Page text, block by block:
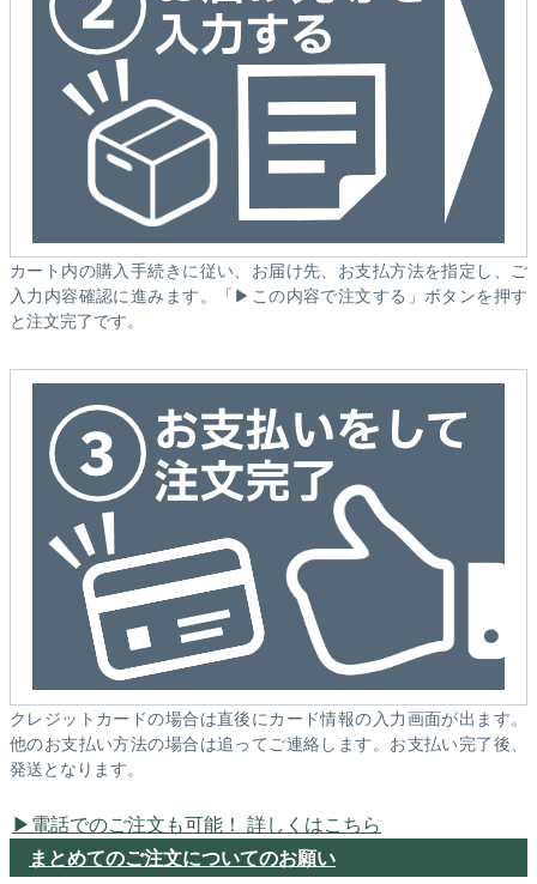
カート内の購入手続きに従い、お届け先、お支払方法を指定し、ご
入力内容確認に進みます。「▶この内容で注文する」ボタンを押す
と注文完了です。
クレジットカードの場合は直後にカード情報の入力画面が出ます。
他のお支払い方法の場合は追ってご連絡します。お支払い完了後、
発送となります。
電話でのご注文も可能！ 詳しくはこちら
まとめてのご注文についてのお願い